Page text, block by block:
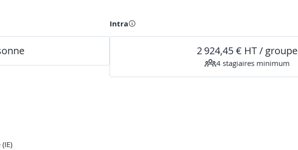
Intra
2 924,45 € HT / groupe
4 stagiaires minimum